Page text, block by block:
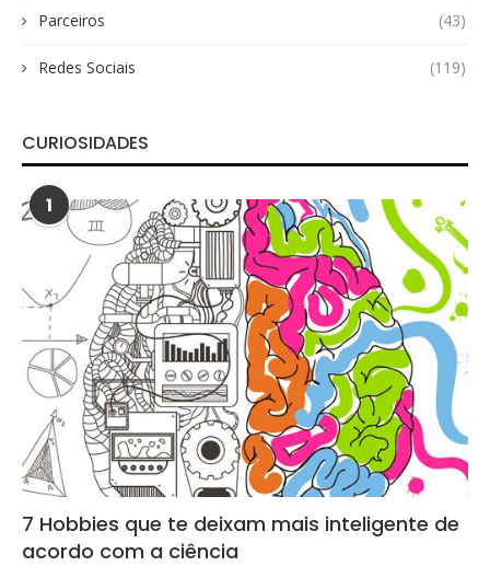
Parceiros (43)
Redes Sociais (119)
CURIOSIDADES
1
7 Hobbies que te deixam mais inteligente de
acordo com a ciência